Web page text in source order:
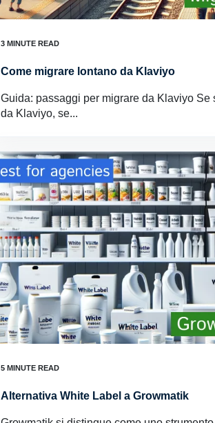
Come migrare lontano da Klaviyo
Guida: passaggi per migrare da Klaviyo
da Klaviyo, se...
Alternativa White Label a Growmatik